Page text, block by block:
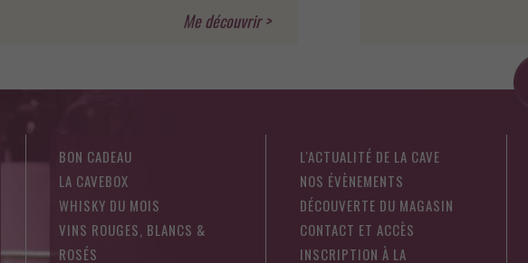
BON CADEAU
LA CAVEBOX
WHISKY DU MOIS
VINS ROUGES, BLANCS &
ROSÉS
L'ACTUALITÉ DE LA CAVE
NOS ÉVÈNEMENTS
DÉCOUVERTE DU MAGASIN
CONTACT ET ACCÈS
INSCRIPTION À LA